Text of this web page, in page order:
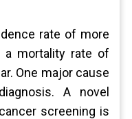
rate of more
a mortality rate of
One major cause
A novel
screening is